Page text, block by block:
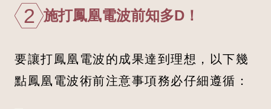
2 施打鳳凰電波前知多D！
要讓打鳳凰電波的成果達到理想，以下幾
點鳳凰電波術前注意事項務必仔細遵循：